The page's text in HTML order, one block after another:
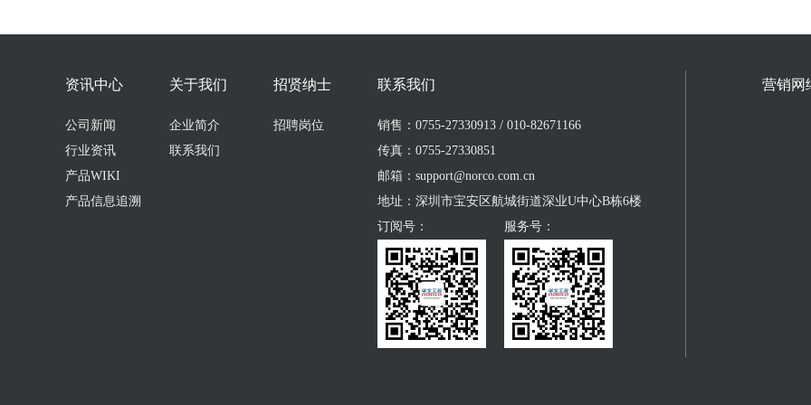
资讯中心
公司新闻
行业资讯
产品WIKI
产品信息追溯
关于我们
企业简介
联系我们
招贤纳士
招聘岗位
联系我们
销售：0755-27330913 / 010-82671166
传真：0755-27330851
邮箱：support@norco.com.cn
地址：深圳市宝安区航城街道深业U中心B栋6楼
订阅号：
服务号：
营销网